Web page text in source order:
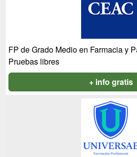
FP de Grado Medio en Farmacia y
Pruebas libres
+ info gratis